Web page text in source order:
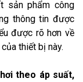
sản phẩm công
thông tin được
được rõ hơn về
thiết bị này.
theo áp suất,